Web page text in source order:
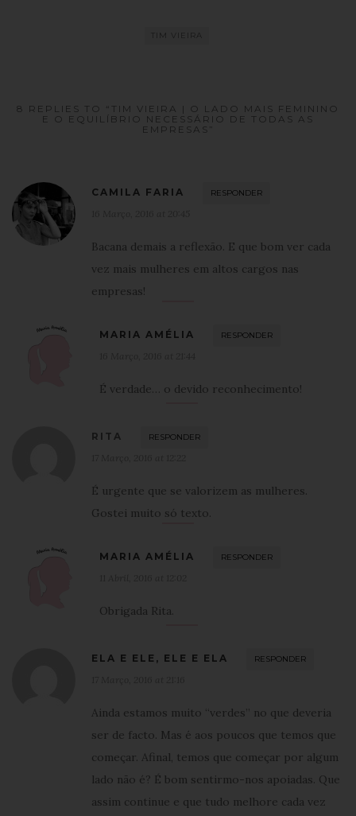
TIM VIEIRA
8 REPLIES TO “TIM VIEIRA | O LADO MAIS FEMININO
E O EQUILÍBRIO NECESSÁRIO DE TODAS AS
EMPRESAS”
CAMILA FARIA RESPONDER
Bacana demais a reflexão. E que bom ver cada
vez mais mulheres em altos cargos nas
empresas!
MARIA AMÉLIA RESPONDER
É verdade… o devido reconhecimento!
RITA RESPONDER
É urgente que se valorizem as mulheres.
Gostei muito só texto.
MARIA AMÉLIA RESPONDER
Obrigada Rita.
ELA E ELE, ELE E ELA RESPONDER
Ainda estamos muito “verdes” no que deveria
ser de facto. Mas é aos poucos que temos que
começar. Afinal, temos que começar por algum
lado não é? É bom sentirmo-nos apoiadas. Que
assim continue e que tudo melhore cada vez